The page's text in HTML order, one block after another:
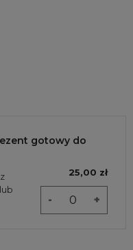
gotowy do
25,00 zł
- +